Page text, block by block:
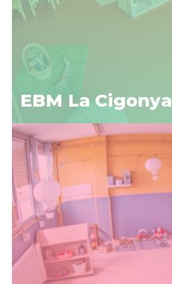
EBM La Cigonya